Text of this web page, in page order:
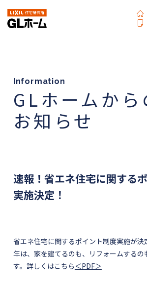
Information
GLホームから
お知らせ
速報！省エネ住宅に関する
実施決定！
省エネ住宅に関するポイント制度実施が
年は、家を建てるのも、リフォームするの
す。詳しくはこちら＜PDF＞